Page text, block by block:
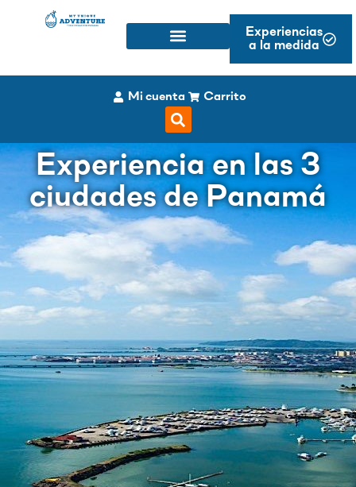
Experiencias
a la medida
Mi cuenta Carrito
Experiencia en las 3
ciudades de Panamá